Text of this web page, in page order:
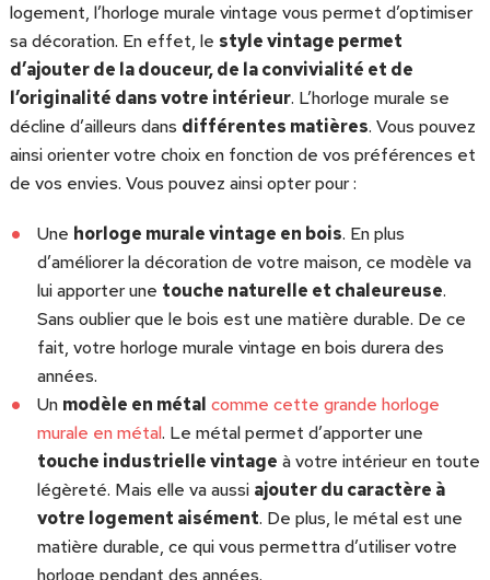
logement, l’horloge murale vintage vous permet d’optimiser
sa décoration. En effet, le style vintage permet
d’ajouter de la douceur, de la convivialité et de
l’originalité dans votre intérieur. L’horloge murale se
décline d’ailleurs dans différentes matières. Vous pouvez
ainsi orienter votre choix en fonction de vos préférences et
de vos envies. Vous pouvez ainsi opter pour :
Une horloge murale vintage en bois. En plus
d’améliorer la décoration de votre maison, ce modèle va
lui apporter une touche naturelle et chaleureuse.
Sans oublier que le bois est une matière durable. De ce
fait, votre horloge murale vintage en bois durera des
années.
Un modèle en métal comme cette grande horloge
murale en métal. Le métal permet d’apporter une
touche industrielle vintage à votre intérieur en toute
légèreté. Mais elle va aussi ajouter du caractère à
votre logement aisément. De plus, le métal est une
matière durable, ce qui vous permettra d’utiliser votre